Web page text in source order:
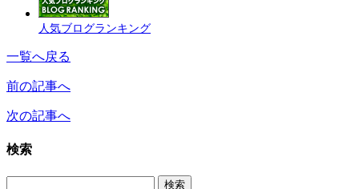
人気ブログランキング
一覧へ戻る
前の記事へ
次の記事へ
検索